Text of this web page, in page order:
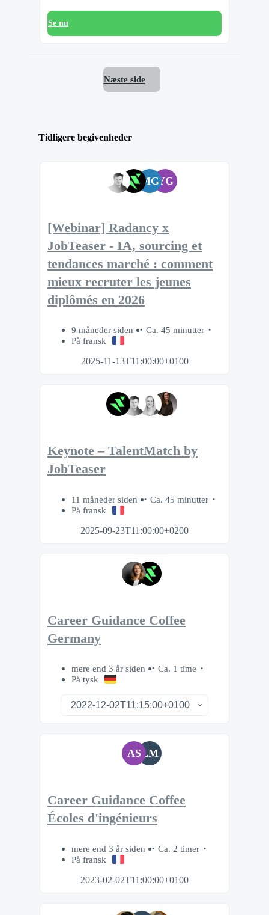
Se nu
Næste side
Tidligere begivenheder
MGYG
[Webinar] Radancy x
JobTeaser - IA, sourcing et
tendances marché : comment
mieux recruter les jeunes
diplômés en 2026
9 måneder siden
Ca. 45 minutter
På fransk
2025-11-13T11:00:00+0100
Keynote – TalentMatch by
JobTeaser
11 måneder siden
Ca. 45 minutter
På fransk
2025-09-23T11:00:00+0200
Career Guidance Coffee
Germany
mere end 3 år siden
Ca. 1 time
På tysk
ASLM
Career Guidance Coffee
Écoles d'ingénieurs
mere end 3 år siden
Ca. 2 timer
På fransk
2023-02-02T11:00:00+0100